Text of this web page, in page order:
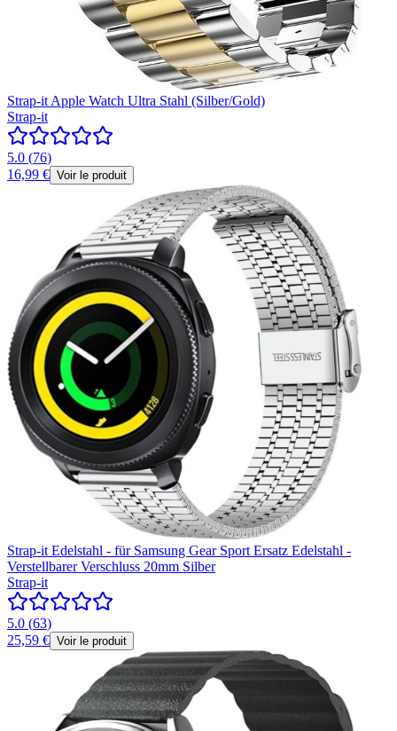
Strap-it Apple Watch Ultra Stahl (Silber/Gold)
Strap-it
5.0 (76)
16,99 € Voir le produit
Strap-it Edelstahl - für Samsung Gear Sport Ersatz Edelstahl -
Verstellbarer Verschluss 20mm Silber
Strap-it
5.0 (63)
25,59 € Voir le produit